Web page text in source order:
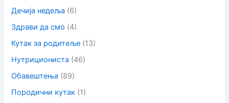
Дечија недеља (6)
Здрави да смо (4)
Кутак за родитеље (13)
Нутрициониста (46)
Обавештења (89)
Породични кутак (1)